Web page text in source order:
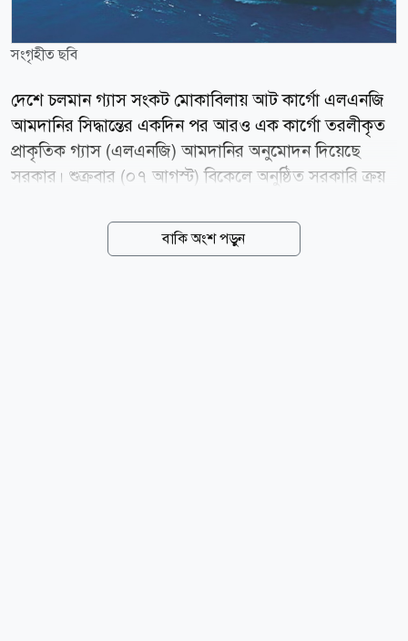
সংগৃহীত ছবি
দেশে চলমান গ্যাস সংকট মোকাবিলায় আট কার্গো এলএনজি
আমদানির সিদ্ধান্তের একদিন পর আরও এক কার্গো তরলীকৃত
প্রাকৃতিক গ্যাস (এলএনজি) আমদানির অনুমোদন দিয়েছে
সরকার। শুক্রবার (০৭ আগস্ট) বিকেলে অনুষ্ঠিত সরকারি ক্রয়
হয়। বৈঠকে সভাপতিত্ব করেন অর্থ ও পরিকল্পনামন্ত্রী আমির
খসরু মাহমুদ চৌধুরী। পরে অর্থ মন্ত্রণালয়ের এক সংবাদ
বাকি অংশ পড়ুন